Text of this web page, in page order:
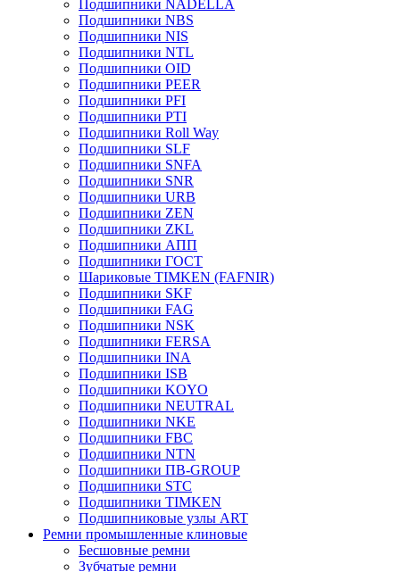
Подшипники NADELLA
Подшипники NBS
Подшипники NIS
Подшипники NTL
Подшипники OID
Подшипники PEER
Подшипники PFI
Подшипники PTI
Подшипники Roll Way
Подшипники SLF
Подшипники SNFA
Подшипники SNR
Подшипники URB
Подшипники ZEN
Подшипники ZKL
Подшипники АПП
Подшипники ГОСТ
Шариковые ТІMKEN (FAFNIR)
Подшипники SKF
Подшипники FAG
Подшипники NSK
Подшипники FERSA
Подшипники INA
Подшипники ISB
Подшипники KOYO
Подшипники NEUTRAL
Подшипники NKE
Подшипники FBC
Подшипники NTN
Подшипники ПВ-GROUP
Подшипники STC
Подшипники TIMKEN
Подшипниковые узлы ART
Ремни промышленные клиновые
Бесшовные ремни
Зубчатые ремни